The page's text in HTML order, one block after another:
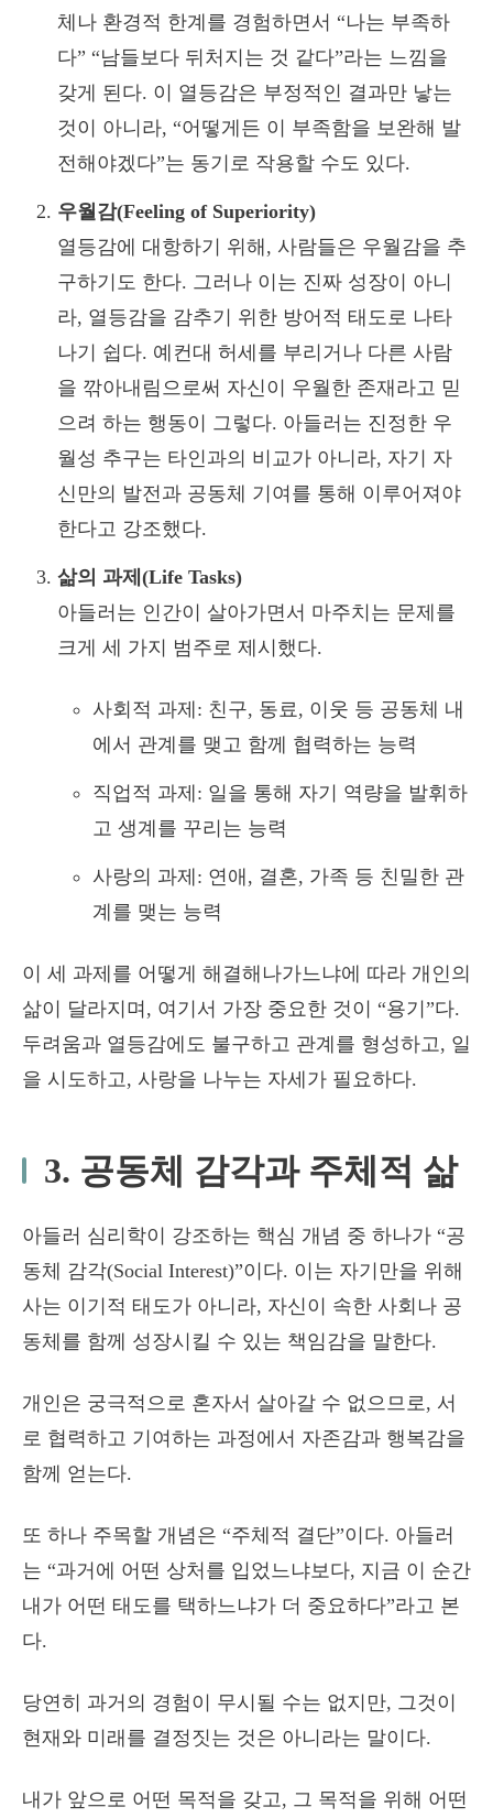
체나 환경적 한계를 경험하면서 “나는 부족하
다” “남들보다 뒤처지는 것 같다”라는 느낌을
갖게 된다. 이 열등감은 부정적인 결과만 낳는
것이 아니라, “어떻게든 이 부족함을 보완해 발
전해야겠다”는 동기로 작용할 수도 있다.
우월감(Feeling of Superiority)
열등감에 대항하기 위해, 사람들은 우월감을 추
구하기도 한다. 그러나 이는 진짜 성장이 아니
라, 열등감을 감추기 위한 방어적 태도로 나타
나기 쉽다. 예컨대 허세를 부리거나 다른 사람
을 깎아내림으로써 자신이 우월한 존재라고 믿
으려 하는 행동이 그렇다. 아들러는 진정한 우
월성 추구는 타인과의 비교가 아니라, 자기 자
신만의 발전과 공동체 기여를 통해 이루어져야
한다고 강조했다.
삶의 과제(Life Tasks)
아들러는 인간이 살아가면서 마주치는 문제를
크게 세 가지 범주로 제시했다.
사회적 과제: 친구, 동료, 이웃 등 공동체 내
에서 관계를 맺고 함께 협력하는 능력
직업적 과제: 일을 통해 자기 역량을 발휘하
고 생계를 꾸리는 능력
사랑의 과제: 연애, 결혼, 가족 등 친밀한 관
계를 맺는 능력
이 세 과제를 어떻게 해결해나가느냐에 따라 개인의
삶이 달라지며, 여기서 가장 중요한 것이 “용기”다.
두려움과 열등감에도 불구하고 관계를 형성하고, 일
을 시도하고, 사랑을 나누는 자세가 필요하다.
3. 공동체 감각과 주체적 삶
아들러 심리학이 강조하는 핵심 개념 중 하나가 “공
동체 감각(Social Interest)”이다. 이는 자기만을 위해
사는 이기적 태도가 아니라, 자신이 속한 사회나 공
동체를 함께 성장시킬 수 있는 책임감을 말한다.
개인은 궁극적으로 혼자서 살아갈 수 없으므로, 서
로 협력하고 기여하는 과정에서 자존감과 행복감을
함께 얻는다.
또 하나 주목할 개념은 “주체적 결단”이다. 아들러
는 “과거에 어떤 상처를 입었느냐보다, 지금 이 순간
내가 어떤 태도를 택하느냐가 더 중요하다”라고 본
다.
당연히 과거의 경험이 무시될 수는 없지만, 그것이
현재와 미래를 결정짓는 것은 아니라는 말이다.
내가 앞으로 어떤 목적을 갖고, 그 목적을 위해 어떤